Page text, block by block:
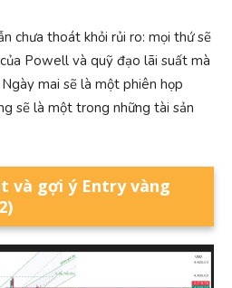
chưa thoát khỏi rủi ro: mọi thứ sẽ
Powell và quỹ đạo lãi suất mà
mai sẽ là một phiên họp
sẽ là một trong những tài sản
và gợi ý Entry vàng